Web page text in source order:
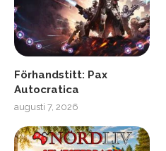
Förhandstitt: Pax
Autocratica
augusti 7, 2026